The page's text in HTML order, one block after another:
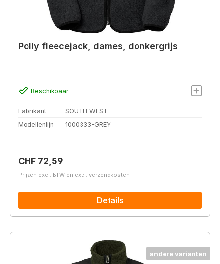
Polly fleecejack, dames, donkergrijs
Beschikbaar
Fabrikant
SOUTH WEST
Modellenlijn
1000333-GREY
Normale prijs:
CHF 72,59
Prijzen excl. BTW en excl. verzendkosten
Details
andere varianten